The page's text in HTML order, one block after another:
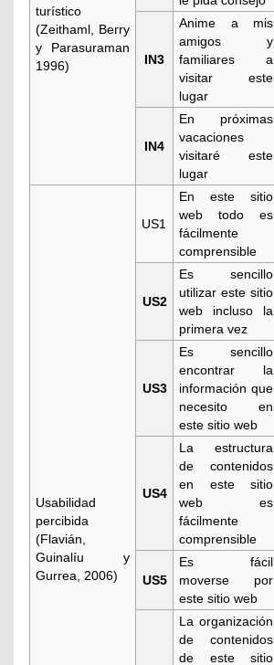
turístico
(Zeithaml, Berry
y Parasuraman
1996)
IN3
Anime a mis
amigos y
familiares a
visitar este
lugar
IN4
En próximas
vacaciones
visitaré este
lugar
Usabilidad
percibida
(Flavián,
Guinalíu y
Gurrea, 2006)
US1
En este sitio
web todo es
fácilmente
comprensible
US2
Es sencillo
utilizar este sitio
web incluso la
primera vez
US3
Es sencillo
encontrar la
información que
necesito en
este sitio web
US4
La estructura
de contenidos
en este sitio
web es
fácilmente
comprensible
US5
Es fácil
moverse por
este sitio web
La organización
de contenidos
de este sitio